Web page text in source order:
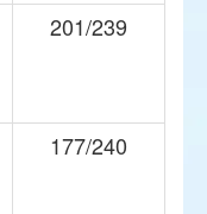
201/239
177/240